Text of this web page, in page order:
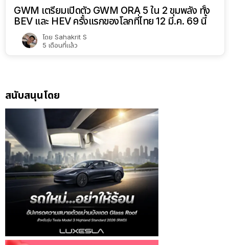
GWM เตรียมเปิดตัว GWM ORA 5 ใน 2 ขุมพลัง ทั้ง
BEV และ HEV ครั้งแรกของโลกที่ไทย 12 มี.ค. 69 นี้
โดย Sahakrit S
5 เดือนที่แล้ว
สนับสนุนโดย